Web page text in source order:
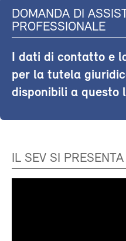
DOMANDA DI
PROFESSIONALE
I dati di contatto e
per la tutela
disponibili a questo
IL SEV SI PRESENTA